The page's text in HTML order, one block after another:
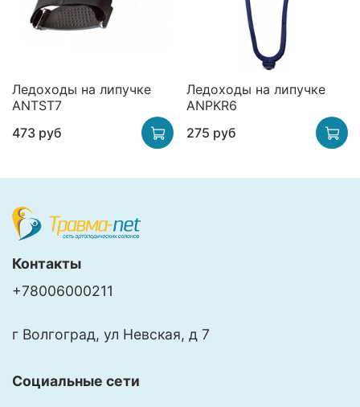
Ледоходы на липучке
ANTST7
473 руб
Ледоходы на липучке
ANPKR6
275 руб
Контакты
+78006000211
г Волгоград, ул Невская, д 7
Социальные сети